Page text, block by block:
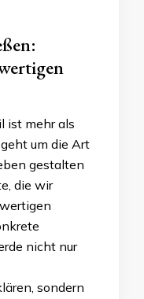
ist mehr als
um die Art
gestalten
die wir
nicht nur
sondern